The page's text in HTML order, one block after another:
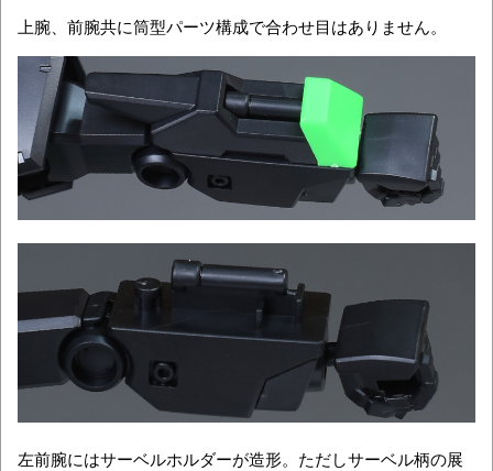
上腕、前腕共に筒型パーツ構成で合わせ目はありません。
左前腕にはサーベルホルダーが造形。ただしサーベル柄の展